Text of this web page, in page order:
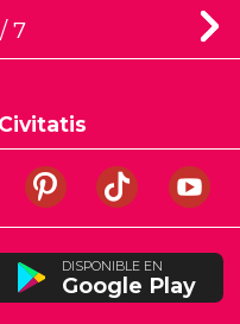
7
DISPONIBLE EN
Google Play